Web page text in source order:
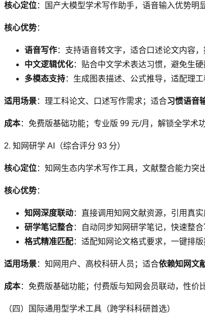
核心定位：国产大模型学术写作助手，语音输入优势明
核心优势：
语音写作：支持语音转文字，适合口述论文内容
中文逻辑优化：贴合中文学术表达习惯，避免生
多模态支持：生成图表描述、公式推导，适配理
适用场景：理工科论文、口述写作需求；适合习惯语音
成本：免费版基础功能；专业版 99 元/月，解锁全学术
2. 知网研学 AI（综合评分 93 分）
核心定位：知网生态内学术写作工具，文献整合能力突
核心优势：
知网深度联动：直接调用知网文献资源，引用真
研学笔记整合：自动同步知网研学笔记，快速整
格式精准匹配：适配知网论文格式要求，一键排版
适用场景：知网用户、高校科研人员；适合依赖知网文
成本：免费版基础功能；付费版与知网会员联动，性价
（四）国际通用型学术工具（跨学科科研首选）